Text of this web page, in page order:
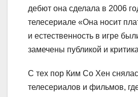
дебют она сделала в 2006
телесериале «Она носит
и естественность в игре
замечены публикой и
С тех пор Ким Со Хен
телесериалов и фильмов,